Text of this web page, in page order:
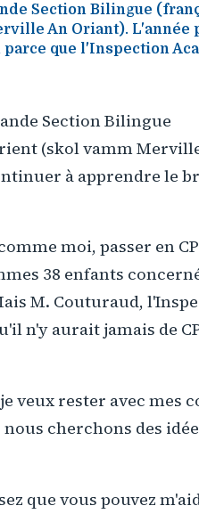
Section Bilingue
An Oriant). L'année
que l'Inspection
Section Bilingue
(skol vamm
à apprendre le
moi, passer en
38 enfants
M. Couturaud,
n'y aurait jamais de
veux rester avec mes
cherchons des
que vous pouvez